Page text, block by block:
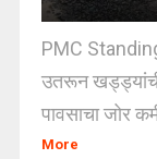
PMC
उतरून खड्ड्यांची
पावसाचा जोर
More